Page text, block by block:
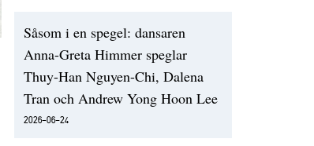
Såsom i en spegel: dansaren
Anna-Greta Himmer speglar
Thuy-Han Nguyen-Chi, Dalena
Tran och Andrew Yong Hoon Lee
2026-06-24